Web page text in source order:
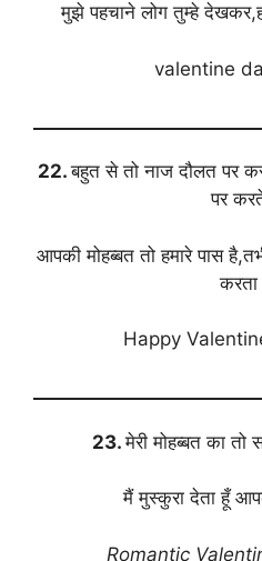
मुझे पहचाने लोग तुम्हे
valentine
22.बहुत से तो नाज दौलत पर
पर
आपकी मोहब्बत तो हमारे पास
करता
Happy
23.मेरी मोहब्बत का
मैं मुस्कुरा देता हूँ
Romantic